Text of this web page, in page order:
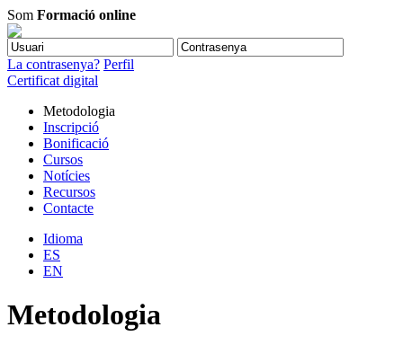
Som Formació online
La contrasenya? Perfil
Certificat digital
Metodologia
Inscripció
Bonificació
Cursos
Notícies
Recursos
Contacte
Idioma
ES
EN
Metodologia